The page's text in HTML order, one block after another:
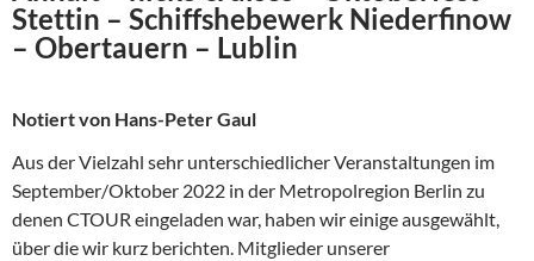
Stettin – Schiffshebewerk Niederfinow
– Obertauern – Lublin
Notiert von Hans-Peter Gaul
Aus der Vielzahl sehr unterschiedlicher Veranstaltungen im
September/Oktober 2022 in der Metropolregion Berlin zu
denen CTOUR eingeladen war, haben wir einige ausgewählt,
über die wir kurz berichten. Mitglieder unserer